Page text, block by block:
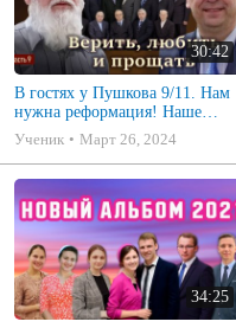
30:42
В гостях у Пушкова 9/11. Нам
нужна реформация! Наше
призвание - верить, любить,
прощать
Ученик Март 26, 2024
34:25